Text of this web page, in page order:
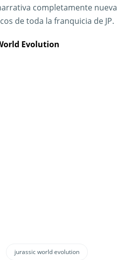
completamente nueva
de toda la franquicia de JP.
Evolution
jurassic world evolution